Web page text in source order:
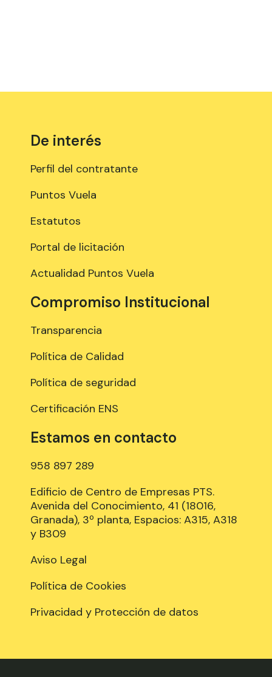
De interés
Perfil del contratante
Puntos Vuela
Estatutos
Portal de licitación
Actualidad Puntos Vuela
Compromiso Institucional
Transparencia
Política de Calidad
Política de seguridad
Certificación ENS
Estamos en contacto
958 897 289
Edificio de Centro de Empresas PTS.
Avenida del Conocimiento, 41 (18016,
Granada), 3º planta, Espacios: A315, A318
y B309
Aviso Legal
Política de Cookies
Privacidad y Protección de datos